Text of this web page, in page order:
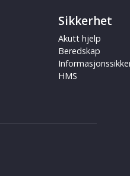
Sikkerhet
Akutt hjelp
Beredskap
HMS